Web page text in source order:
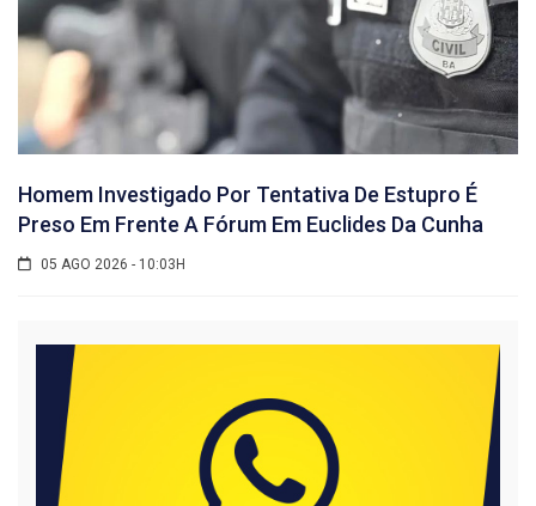
Homem Investigado Por Tentativa De Estupro É
Preso Em Frente A Fórum Em Euclides Da Cunha
05 AGO 2026 - 10:03H